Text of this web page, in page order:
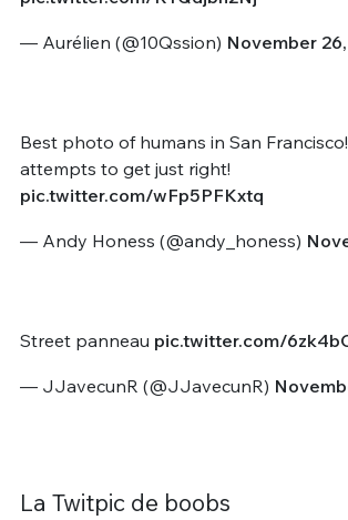
— Aurélien (@10Qssion) November
Best photo of humans in San
attempts to get just right!
pic.twitter.com/wFp5PFKxtq
— Andy Honess (@andy_honess)
Street panneau pic.twitter.com/
— JJavecunR (@JJavecunR)
La Twitpic de boobs